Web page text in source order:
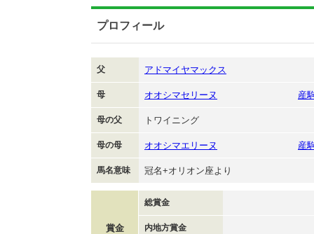
プロフィール
父 アドマイヤマックス
母 オオシマセリーヌ 産
母の父 トワイニング
母の母 オオシマエリーヌ 産
馬名意味 冠名+オリオン座より
賞金
総賞金
内地方賞金